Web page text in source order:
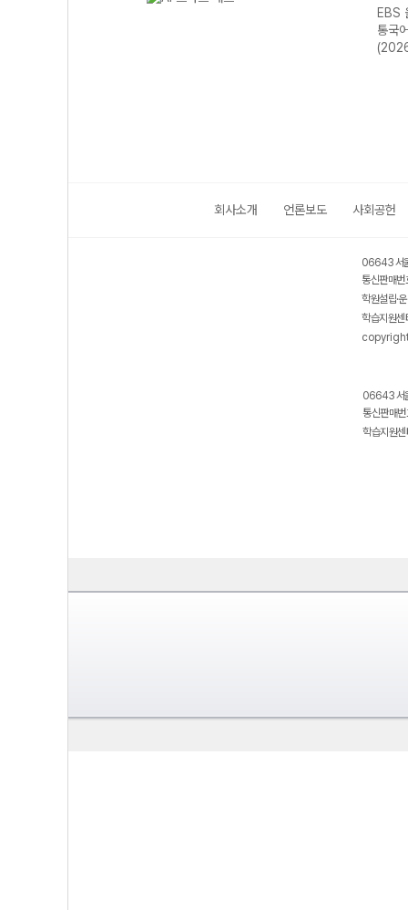
EBS
통국
회사소개 언론보도 사회공헌
06643 서
통신판매
학원설립·
학습지원
06643 서
통신판매
학습지원